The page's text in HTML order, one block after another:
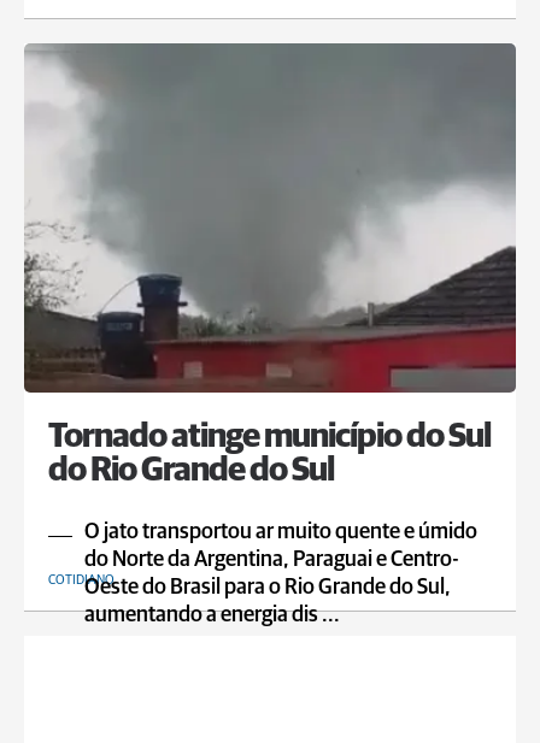
Tornado atinge município do Sul
do Rio Grande do Sul
O jato transportou ar muito quente e úmido
do Norte da Argentina, Paraguai e Centro-
Oeste do Brasil para o Rio Grande do Sul,
aumentando a energia dis ...
COTIDIANO